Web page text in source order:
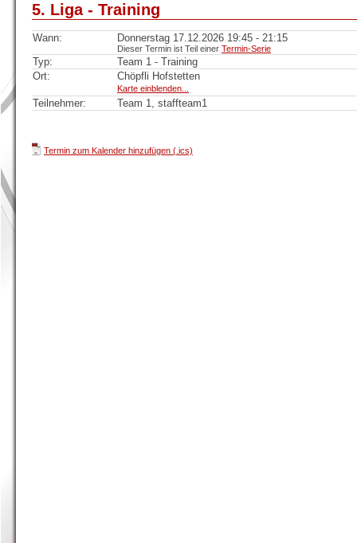
5. Liga - Training
Wann: Donnerstag 17.12.2026 19:45 - 21:15
Dieser Termin ist Teil einer Termin-Serie
Typ:
Team 1 - Training
Ort:
Chöpfli Hofstetten
Karte einblenden...
Teilnehmer: Team 1, staffteam1
Termin zum Kalender hinzufügen (.ics)